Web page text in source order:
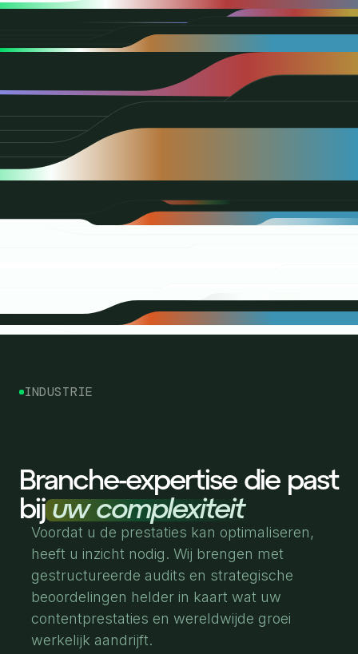
INDUSTRIE
Branche-expertise die past
bijuw complexiteit
Voordat u de prestaties kan optimaliseren,
heeft u inzicht nodig. Wij brengen met
gestructureerde audits en strategische
beoordelingen helder in kaart wat uw
contentprestaties en wereldwijde groei
werkelijk aandrijft.